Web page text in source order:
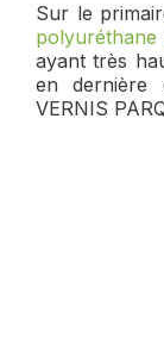
Sur le
polyuréthane
ayant très
en dernière
VERNIS